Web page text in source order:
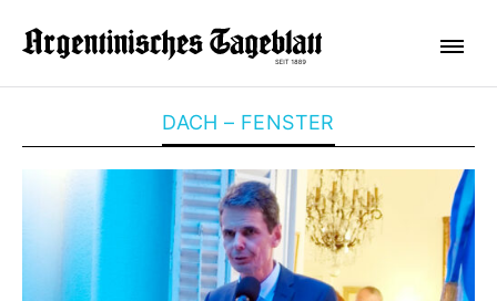
DACH – FENSTER